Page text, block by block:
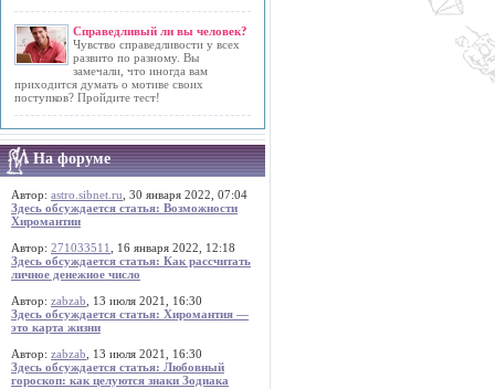
Справедливый ли вы человек?
Чувство справедливости у всех
развито по разному. Вы
замечали, что иногда вам
приходится думать о мотиве своих
поступков? Пройдите тест!
На форуме
Автор: astro.sibnet.ru , 30 января 2022, 07:04
Здесь обсуждается статья: Возможности
Хиромантии
Автор: 271033511
, 16 января 2022, 12:18
Здесь обсуждается статья: Как рассчитать
личное денежное число
Автор: zabzab , 13 июля 2021, 16:30
Здесь обсуждается статья: Хиромантия —
это карта жизни
Автор: zabzab , 13 июля 2021, 16:30
Здесь обсуждается статья: Любовный
гороскоп: как целуются знаки Зодиака